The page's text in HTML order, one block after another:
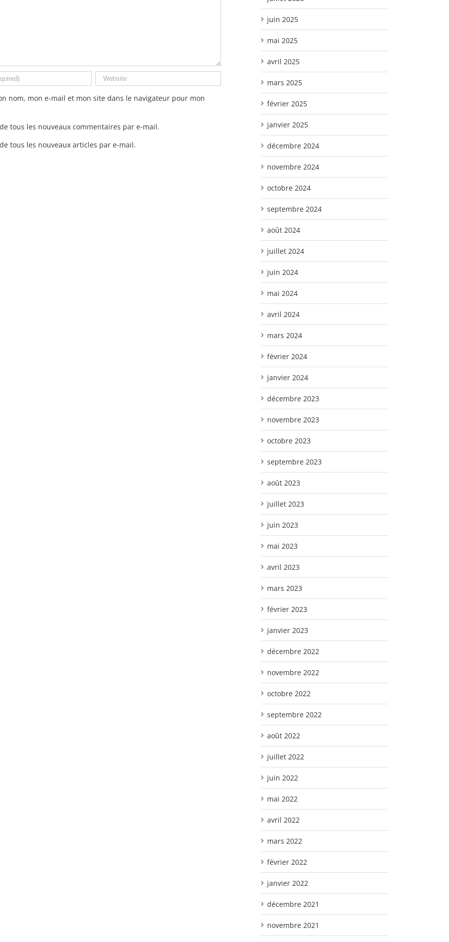
nom, mon e-mail et mon site dans le navigateur pour mon
tous les nouveaux commentaires par e-mail.
tous les nouveaux articles par e-mail.
juin 2025
mai 2025
avril 2025
mars 2025
février 2025
janvier 2025
décembre 2024
novembre 2024
octobre 2024
septembre 2024
août 2024
juillet 2024
juin 2024
mai 2024
avril 2024
mars 2024
février 2024
janvier 2024
décembre 2023
novembre 2023
octobre 2023
septembre 2023
août 2023
juillet 2023
juin 2023
mai 2023
avril 2023
mars 2023
février 2023
janvier 2023
décembre 2022
novembre 2022
octobre 2022
septembre 2022
août 2022
juillet 2022
juin 2022
mai 2022
avril 2022
mars 2022
février 2022
janvier 2022
décembre 2021
novembre 2021